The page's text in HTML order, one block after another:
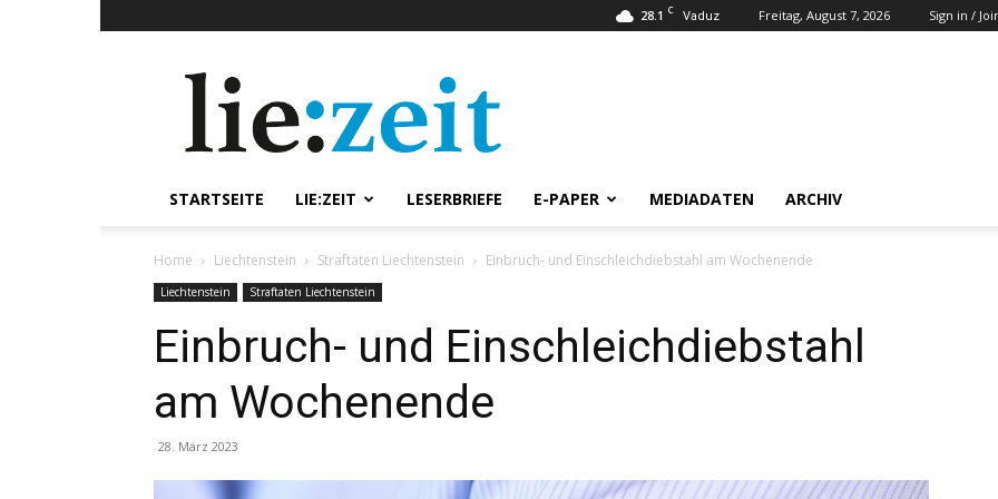
28.1 C Vaduz Freitag, August 7, 2026 Sign in /
STARTSEITE LIE:ZEIT LESERBRIEFE E-PAPER MEDIADATEN ARCHIV
Home Liechtenstein Straftaten Liechtenstein Einbruch- und Einschleichdiebstahl am Wochenende
Liechtenstein Straftaten Liechtenstein
Einbruch- und Einschleichdiebstahl
am Wochenende
28. März 2023